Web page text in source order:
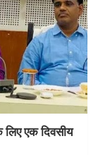
लिए एक दिवसीय